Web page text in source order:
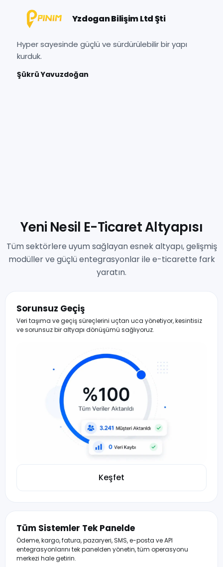
Yzdogan Bilişim Ltd Şti
Hyper sayesinde güçlü ve sürdürülebilir bir yapı
kurduk.
Şükrü Yavuzdoğan
Yeni Nesil E-Ticaret Altyapısı
Tüm sektörlere uyum sağlayan esnek altyapı, gelişmiş
modüller ve güçlü entegrasyonlar ile e-ticarette fark
yaratın.
Sorunsuz Geçiş
Veri taşıma ve geçiş süreçlerini uçtan uca yönetiyor, kesintisiz
ve sorunsuz bir altyapı dönüşümü sağlıyoruz.
Keşfet
Tüm Sistemler Tek Panelde
Ödeme, kargo, fatura, pazaryeri, SMS, e-posta ve API
entegrasyonlarını tek panelden yönetin, tüm operasyonu
merkezi hale getirin.